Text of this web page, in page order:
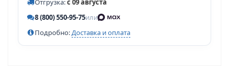
Отгрузка:с 09 августа
8 (800) 550-95-75или
Подробно:Доставка и оплата